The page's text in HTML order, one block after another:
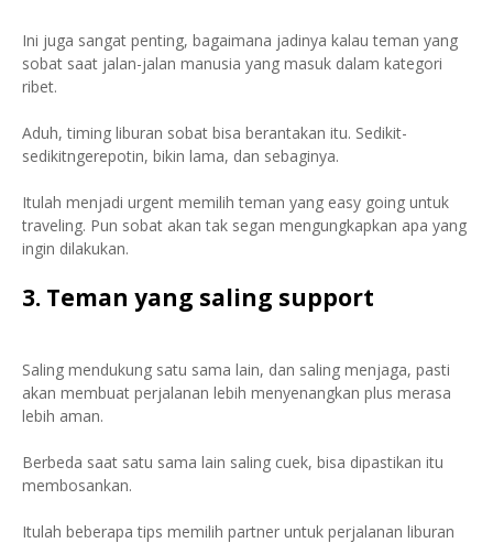
Ini juga sangat penting, bagaimana jadinya kalau teman yang
sobat saat jalan-jalan manusia yang masuk dalam kategori
ribet.
Aduh, timing liburan sobat bisa berantakan itu. Sedikit-
sedikitngerepotin, bikin lama, dan sebaginya.
Itulah menjadi urgent memilih teman yang easy going untuk
traveling. Pun sobat akan tak segan mengungkapkan apa yang
ingin dilakukan.
3. Teman yang saling support
Saling mendukung satu sama lain, dan saling menjaga, pasti
akan membuat perjalanan lebih menyenangkan plus merasa
lebih aman.
Berbeda saat satu sama lain saling cuek, bisa dipastikan itu
membosankan.
Itulah beberapa tips memilih partner untuk perjalanan liburan